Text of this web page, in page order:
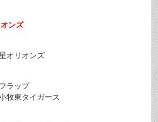
ンズ
オリオンズ
ラップ
牧東タイガース